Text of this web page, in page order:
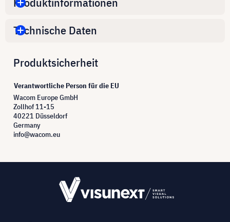
Technische Daten
Produktsicherheit
Verantwortliche Person für die EU
Wacom Europe GmbH
Zollhof 11-15
40221 Düsseldorf
Germany
info@wacom.eu